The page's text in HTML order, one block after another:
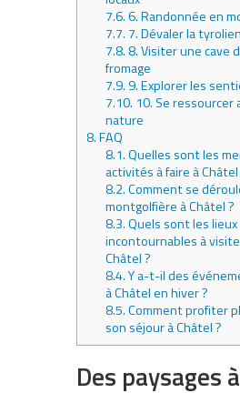
7.6.6. Randonnée en
7.7. 7. Dévaler la
7.8.8. Visiter une cave
fromage
7.9. 9. Explorer les
7.10. 10. Se
nature
8.FAQ
8.1.Quelles sont les
activités à faire à
8.2.Comment se
montgolfière à Châtel ?
8.3.Quels sont les lieux
incontournables à
Châtel ?
8.4.Y a-t-il des
à Châtel en hiver ?
8.5.Comment profiter
son séjour à Châtel ?
Des paysages